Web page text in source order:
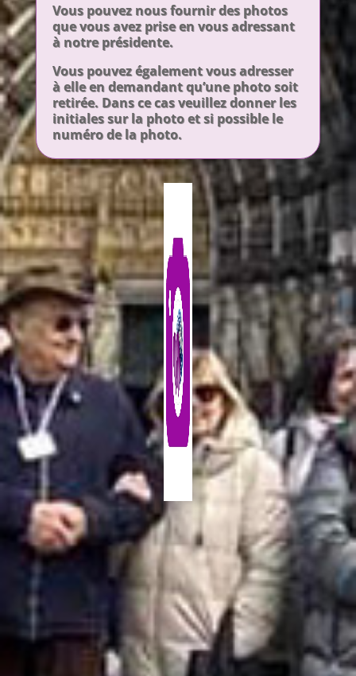
Vous pouvez nous fournir des photos
que vous avez prise en vous adressant
à notre présidente.
Vous pouvez également vous adresser
à elle en demandant qu’une photo soit
retirée. Dans ce cas veuillez donner les
initiales sur la photo et si possible le
numéro de la photo.